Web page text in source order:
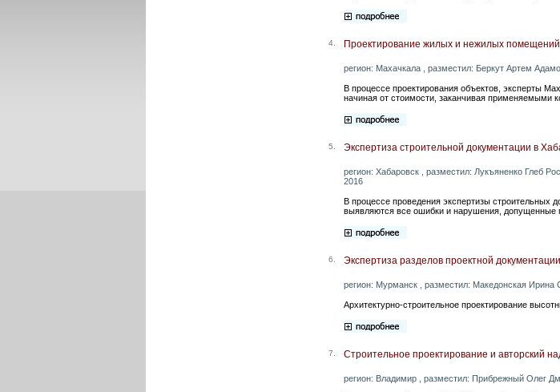
4. Проектирование жилых и нежилых помещений
регион: Махачкала , разместил: Беркут Артем
В процессе проектирования объектов, эксперты
начиная от стоимости, заканчивая применяемыми
5. Экспертиза строительной документации в
регион: Хабаровск , разместил: Лукъяненко Глеб
2016
В процессе проведения экспертизы
выявляются все ошибки и нарушения, допущенные
6. Экспертиза разделов проектной
регион: Мурманск , разместил: Македонская Ирина
Архитектурно-строительное проектирование
7. Строительное проектирование и авторский
регион: Владимир , разместил: Прибрежный Олег